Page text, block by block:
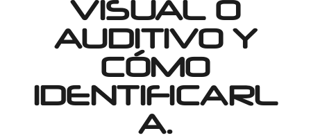
VISUAL O
AUDITIVO Y
CÓMO
IDENTIFICARL
A.